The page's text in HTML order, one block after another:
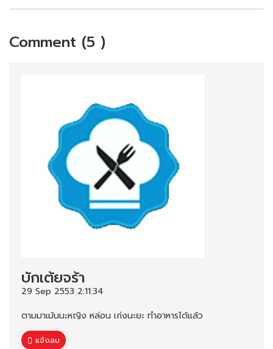
Comment (5 )
บักเต้ยจร้า
29 Sep 2553 2:11:34
ตามมาเม้นนะหญิง หล่อน เก่งนะยะ ทำอาหารได้แล้ว
แจ้งลบ